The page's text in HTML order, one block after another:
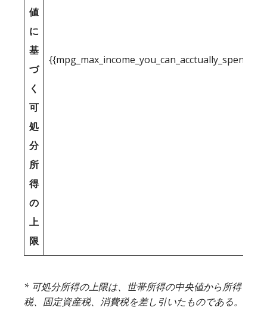
値
に
基
づ
く
可
処
分
所
得
の
上
限
* 可処分所得の上限は、世帯所得の中央値から所得
税、固定資産税、消費税を差し引いたものである。